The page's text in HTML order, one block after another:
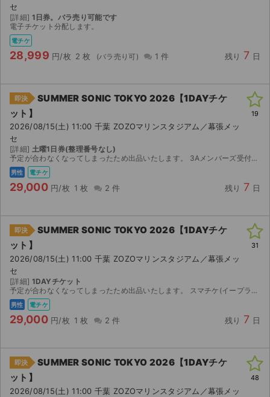
サイト情報
チケットジャム運営会社
プライバシーポリシー
特定商取引法に基づく表記
公演登録依頼
不正転売禁止法について
音楽情報
セ
[詳細] 1日券。バラ売り可能です
電子チケット分配します。
電チケ
28,999 円/枚 2 枚 1 件 残り 7 日
即決
SUMMER SONIC TOKYO 2026【1DAYチケ
ット】
2026/08/15(土) 11:00 千葉 ZOZOマリンスタジアム／幕張メッ
セ
[詳細] 土曜1日券(整理番号なし)
予定が合わなくなってしまったため出品いたします。 3Aメンバーズ受付で当選したチケットです。 【お渡し方法】 電子チケット（イープラス）にて分配いたします。 分配にはメールアドレスが必要な為、...
男性 電チケ
29,000 円/枚 1 枚 2 件 残り 7 日
19
即決
SUMMER SONIC TOKYO 2026【1DAYチケ
ット】
2026/08/15(土) 11:00 千葉 ZOZOマリンスタジアム／幕張メッ
セ
[詳細] 1DAYチケット
予定が合わなくなってしまったため出品いたします。 スマチケ(イープラス)を使用します。アプリ上でお渡ししますので、アプリのダウンロードをお願いします。取引連絡にてメールアドレスをご教示ください...
男性 電チケ
29,000 円/枚 1 枚 2 件 残り 7 日
31
即決
SUMMER SONIC TOKYO 2026【1DAYチケ
ット】
2026/08/15(土) 11:00 千葉 ZOZOマリンスタジアム／幕張メッ
48